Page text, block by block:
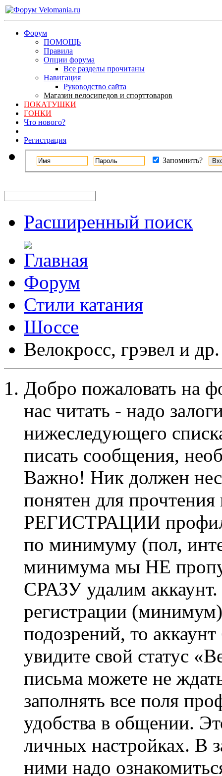
Форум
ПОМОЩЬ
Правила
Опции форума
Все разделы прочитаны
Навигация
Руководство сайта
Магазин велосипедов и спорттоваров
ПОКАТУШКИ
ГОНКИ
Что нового?
Регистрация
Запомнить?
Расширенный поиск
Форум
Стили катания
Шоссе
Велокросc, грэвел и др.
Добро пожаловать на
нас читать - надо
нижеследующего
писать сообщения,
Важно! Ник должен
понятен для
РЕГИСТРАЦИИ профиль
по минимуму (пол,
минимума мы НЕ
СРАЗУ удалим
регистрации
подозрений, то
увидите свой статус
письма можете не
заполнять все поля
удобства в общении.
личных настройках. В
ними надо